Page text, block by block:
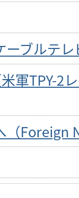
ーブルテレ
軍TPY-2
（Foreign